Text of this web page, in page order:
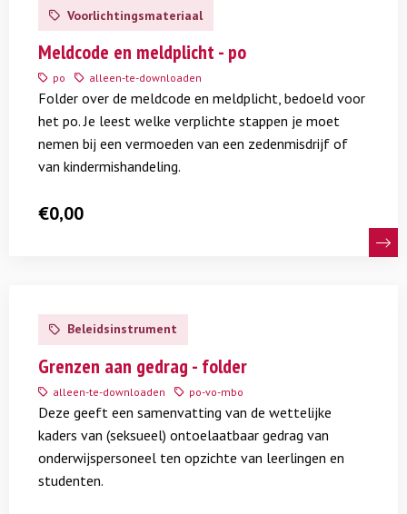
Meldcode
meldplicht
Voorlichtingsmateriaal
Meldcode en meldplicht - po
po alleen-te-downloaden
Folder over de meldcode en meldplicht, bedoeld voor
het po. Je leest welke verplichte stappen je moet
nemen bij een vermoeden van een zedenmisdrijf of
van kindermishandeling.
€0,00
meer
Grenzen
gedrag
Beleidsinstrument
Grenzen aan gedrag - folder
alleen-te-downloaden po-vo-mbo
Deze geeft een samenvatting van de wettelijke
kaders van (seksueel) ontoelaatbaar gedrag van
onderwijspersoneel ten opzichte van leerlingen en
studenten.